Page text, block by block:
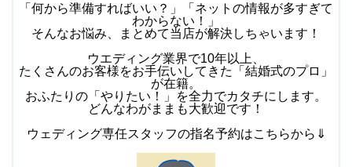
「何から準備すればいい？」「ネットの情報が多すぎて
わからない！」
そんなお悩み、まとめて当店が解決しちゃいます！
ウエディング業界で10年以上、
たくさんのお客様をお手伝いしてきた「結婚式のプロ」
が在籍。
おふたりの「やりたい！」を全力でカタチにします。
どんなわがままも大歓迎です！
ウェディング専任スタッフの指名予約はこちらから⇓